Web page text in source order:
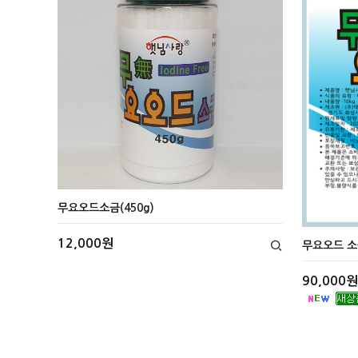
무요오드소금(450g)
12,000원 무요오드
90,000원